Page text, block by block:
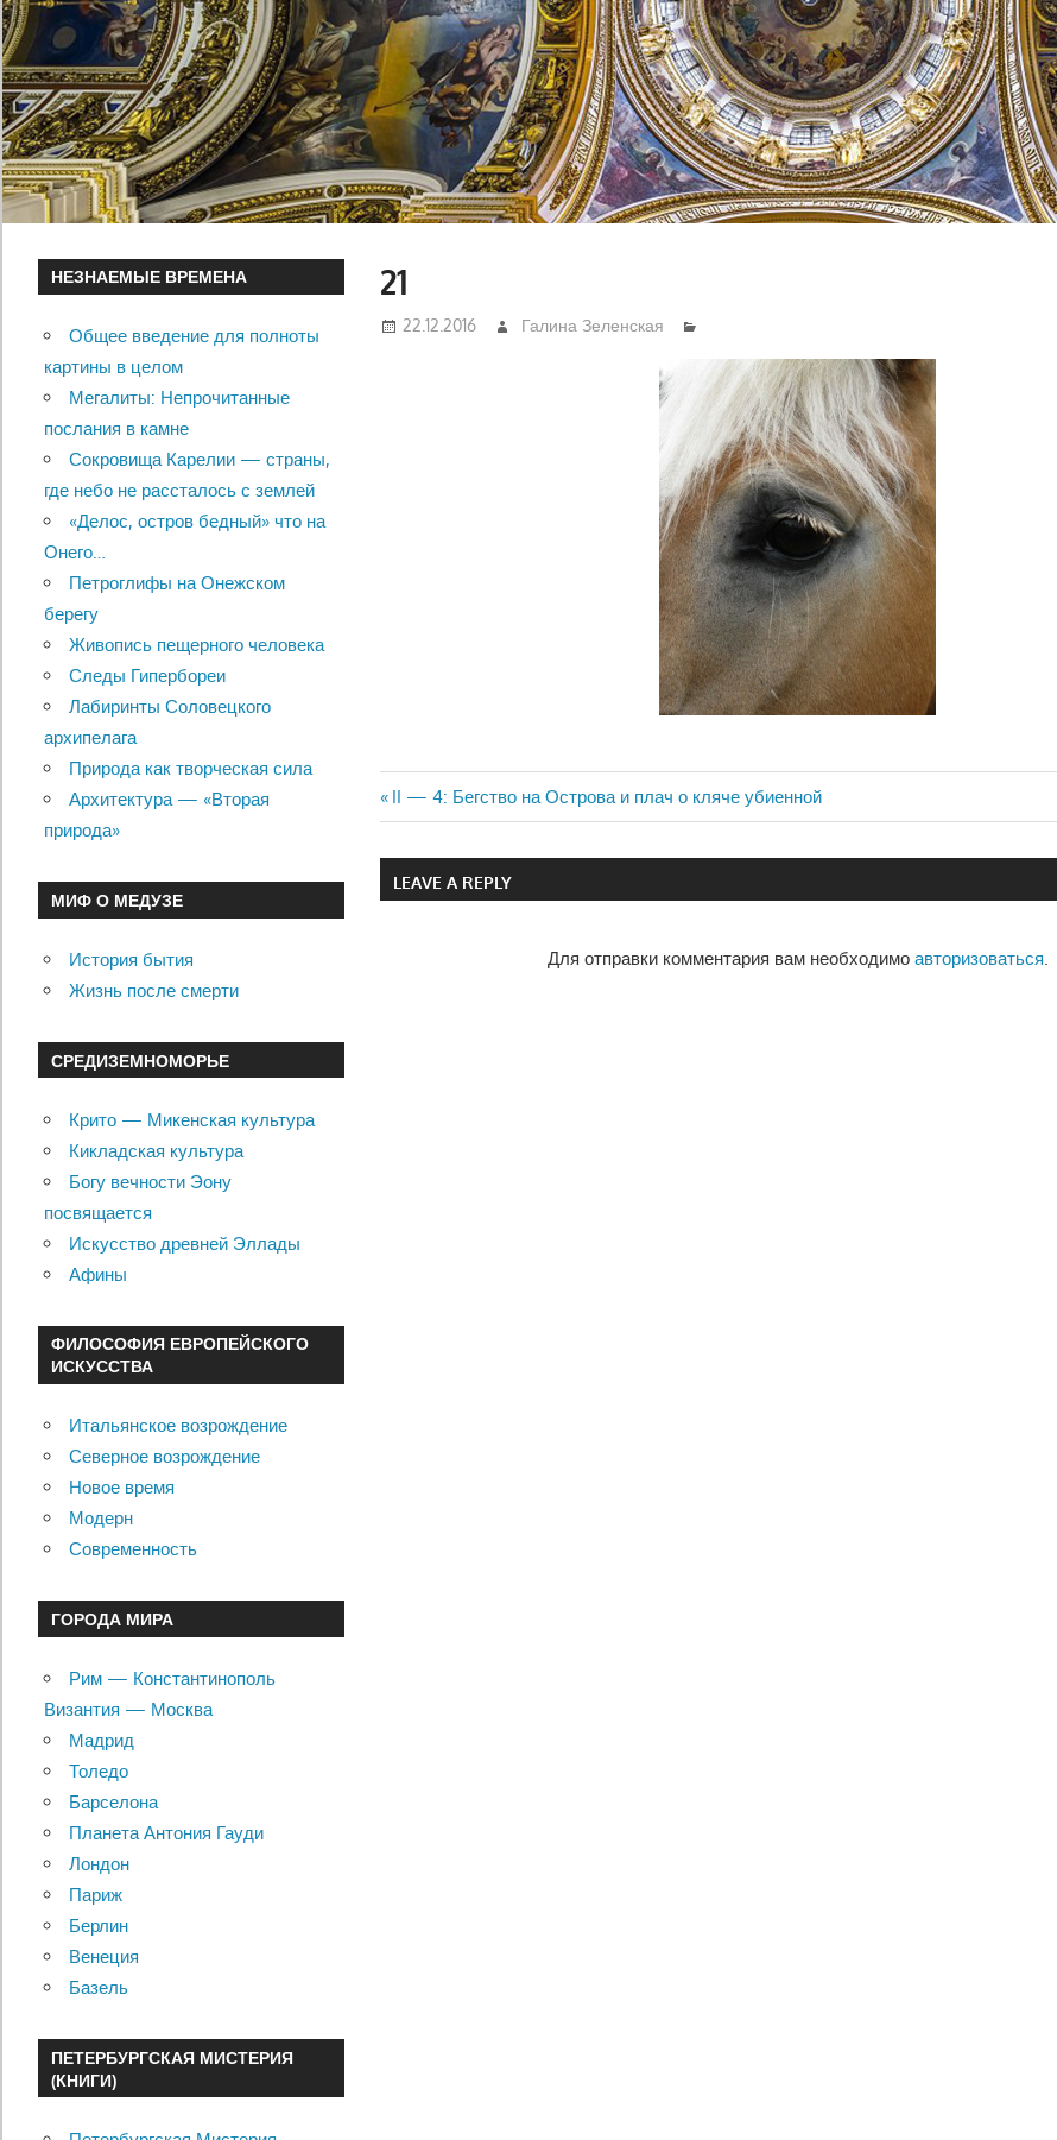
21
22.12.2016 Галина Зеленская
Навигация
по
Previous
Post:
II — 4: Бегство на Острова и плач о кляче убиенной
LEAVE A REPLY
Для отправки комментария вам необходимо авторизоваться.
НЕЗНАЕМЫЕ ВРЕМЕНА
Общее введение для полноты
картины в целом
Мегалиты: Непрочитанные
послания в камне
Сокровища Карелии — страны,
где небо не рассталось с землей
«Делос, остров бедный» что на
Онего…
Петроглифы на Онежском
берегу
Живопись пещерного человека
Следы Гипербореи
Лабиринты Соловецкого
архипелага
Природа как творческая сила
Архитектура — «Вторая
природа»
МИФ О МЕДУЗЕ
История бытия
Жизнь после смерти
СРЕДИЗЕМНОМОРЬЕ
Крито — Микенская культура
Кикладская культура
Богу вечности Эону
посвящается
Искусство древней Эллады
Афины
ФИЛОСОФИЯ ЕВРОПЕЙСКОГО
ИСКУССТВА
Итальянское возрождение
Северное возрождение
Новое время
Модерн
Современность
ГОРОДА МИРА
Рим — Константинополь
Византия — Москва
Мадрид
Толедо
Барселона
Планета Антония Гауди
Лондон
Париж
Берлин
Венеция
Базель
ПЕТЕРБУРГСКАЯ МИСТЕРИЯ
(КНИГИ)